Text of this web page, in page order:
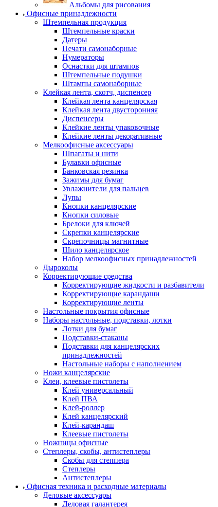
Альбомы для рисования
Офисные принадлежности
Штемпельная продукция
Штемпельные краски
Датеры
Печати самонаборные
Нумераторы
Оснастки для штампов
Штемпельные подушки
Штампы самонаборные
Клейкая лента, скотч, диспенсер
Клейкая лента канцелярская
Клейкая лента двусторонняя
Диспенсеры
Клейкие ленты упаковочные
Клейкие ленты декоративные
Мелкоофисные аксессуары
Шпагаты и нити
Булавки офисные
Банковская резинка
Зажимы для бумаг
Увлажнители для пальцев
Лупы
Кнопки канцелярские
Кнопки силовые
Брелоки для ключей
Скрепки канцелярские
Скрепочницы магнитные
Шило канцелярское
Набор мелкоофисных принадлежностей
Дыроколы
Корректирующие средства
Корректирующие жидкости и разбавители
Корректирующие карандаши
Корректирующие ленты
Настольные покрытия офисные
Наборы настольные, подставки, лотки
Лотки для бумаг
Подставки-стаканы
Подставки для канцелярских
принадлежностей
Настольные наборы с наполнением
Ножи канцелярские
Клеи, клеевые пистолеты
Клей универсальный
Клей ПВА
Клей-роллер
Клей канцелярский
Клей-карандаш
Клеевые пистолеты
Ножницы офисные
Степлеры, скобы, антистеплеры
Скобы для степпера
Степлеры
Антистеплеры
Офисная техника и расходные материалы
Деловые аксессуары
Деловая галантерея